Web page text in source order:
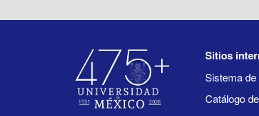
Sitios
Sistema
Catálogo